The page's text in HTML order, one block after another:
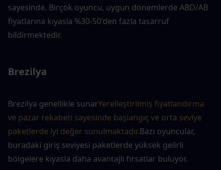
sayesinde. Birçok oyuncu, uygun dönemlerde ABD/AB
fiyatlarına kıyasla %30-50'den fazla tasarruf
bildirmektedir.
Brezilya
Brezilya genellikle sunarYerelleştirilmiş fiyatlandırma
ve pazar rekabeti sayesinde başlangıç ve orta seviye
paketlerde iyi değer sunulmaktadır.Bazı oyuncular,
buradaki giriş seviyesi paketlerde yüksek gelirli
bölgelere kıyasla daha avantajlı fırsatlar buluyor.